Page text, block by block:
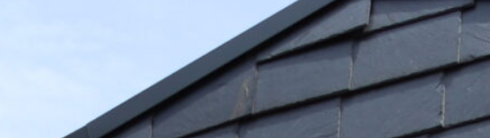
Studierendenparlament wählt neuen
Arbeit für die Studierenden fort